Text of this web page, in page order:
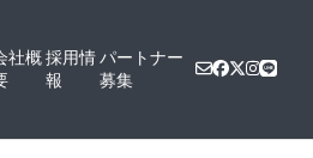
社概採用情
報
パートナー
募集